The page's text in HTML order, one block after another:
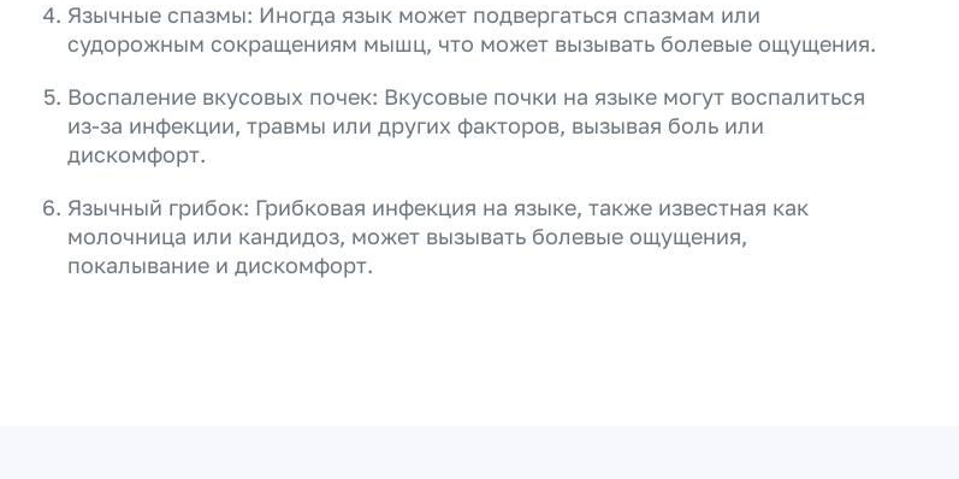
Язычные спазмы: Иногда язык может подвергаться спазмам или
судорожным сокращениям мышц, что может вызывать болевые ощущения.
Воспаление вкусовых почек: Вкусовые почки на языке могут воспалиться
из-за инфекции, травмы или других факторов, вызывая боль или
дискомфорт.
Язычный грибок: Грибковая инфекция на языке, также известная как
молочница или кандидоз, может вызывать болевые ощущения,
покалывание и дискомфорт.